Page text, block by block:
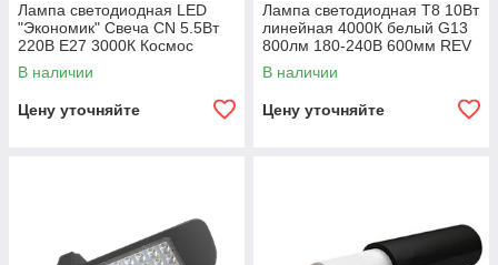
Лампа светодиодная LED
"Экономик" Свеча CN 5.5Вт
220В E27 3000К Космос
В наличии
Цену уточняйте
Лампа светодиодная T8 10Вт
линейная 4000К белый G13
800лм 180-240В 600мм REV
В наличии
Цену уточняйте